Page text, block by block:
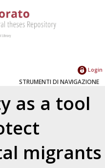
Login
STRUMENTI DI NAVIGAZIONE
as a tool
migrants